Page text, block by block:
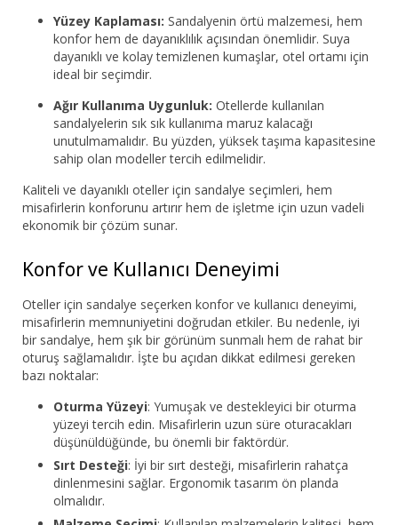
Yüzey Kaplaması: Sandalyenin örtü malzemesi, hem
konfor hem de dayanıklılık açısından önemlidir. Suya
dayanıklı ve kolay temizlenen kumaşlar, otel ortamı için
ideal bir seçimdir.
Ağır Kullanıma Uygunluk: Otellerde kullanılan
sandalyelerin sık sık kullanıma maruz kalacağı
unutulmamalıdır. Bu yüzden, yüksek taşıma kapasitesine
sahip olan modeller tercih edilmelidir.
Kaliteli ve dayanıklı oteller için sandalye seçimleri, hem
misafirlerin konforunu artırır hem de işletme için uzun vadeli
ekonomik bir çözüm sunar.
Konfor ve Kullanıcı Deneyimi
Oteller için sandalye seçerken konfor ve kullanıcı deneyimi,
misafirlerin memnuniyetini doğrudan etkiler. Bu nedenle, iyi
bir sandalye, hem şık bir görünüm sunmalı hem de rahat bir
oturuş sağlamalıdır. İşte bu açıdan dikkat edilmesi gereken
bazı noktalar:
Oturma Yüzeyi: Yumuşak ve destekleyici bir oturma
yüzeyi tercih edin. Misafirlerin uzun süre oturacakları
düşünüldüğünde, bu önemli bir faktördür.
Sırt Desteği: İyi bir sırt desteği, misafirlerin rahatça
dinlenmesini sağlar. Ergonomik tasarım ön planda
olmalıdır.